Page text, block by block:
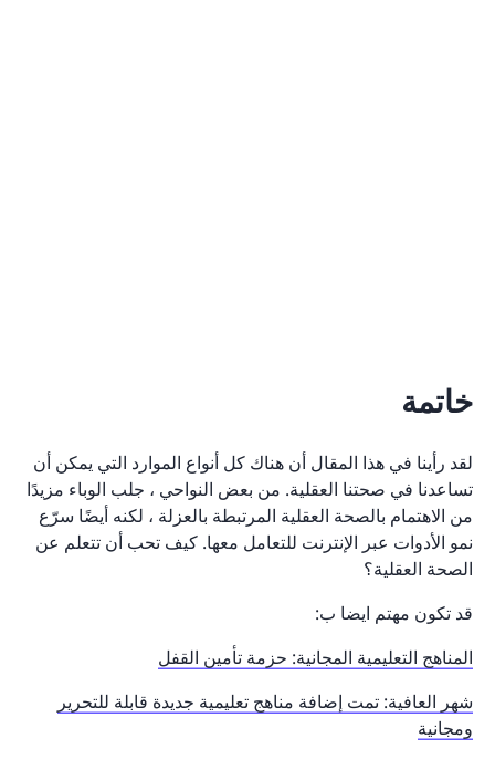
خاتمة
لقد رأينا في هذا المقال أن هناك كل أنواع الموارد التي يمكن أن
تساعدنا في صحتنا العقلية. من بعض النواحي ، جلب الوباء مزيدًا
من الاهتمام بالصحة العقلية المرتبطة بالعزلة ، لكنه أيضًا سرّع
نمو الأدوات عبر الإنترنت للتعامل معها. كيف تحب أن تتعلم عن
الصحة العقلية؟
قد تكون مهتم ايضا ب:
المناهج التعليمية المجانية: حزمة تأمين القفل
شهر العافية: تمت إضافة مناهج تعليمية جديدة قابلة للتحرير
ومجانية